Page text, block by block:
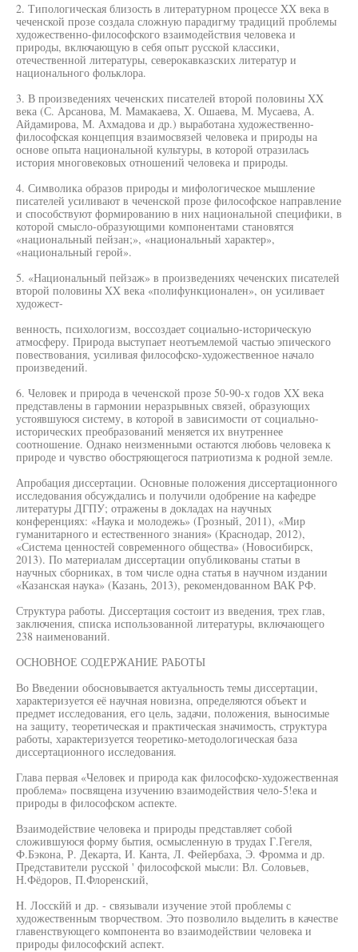
2. Типологическая близость в литературном процессе XX века в
чеченской прозе создала сложную парадигму традиций проблемы
художественно-философского взаимодействия человека и
природы, включающую в себя опыт русской классики,
отечественной литературы, северокавказских литератур и
национального фольклора.
3. В произведениях чеченских писателей второй половины XX
века (С. Арсанова, М. Мамакаева, X. Ошаева, М. Мусаева, А.
Айдамирова, М. Ахмадова и др.) выработана художественно-
философская концепция взаимосвязей человека и природы на
основе опыта национальной культуры, в которой отразилась
история многовековых отношений человека и природы.
4. Символика образов природы и мифологическое мышление
писателей усиливают в чеченской прозе философское направление
и способствуют формированию в них национальной специфики, в
которой смысло-образующими компонентами становятся
«национальный пейзан;», «национальный характер»,
«национальный герой».
5. «Национальный пейзаж» в произведениях чеченских писателей
второй половины XX века «полифункционален», он усиливает
художест-
венность, психологизм, воссоздает социально-историческую
атмосферу. Природа выступает неотъемлемой частью эпического
повествования, усиливая философско-художественное начало
произведений.
6. Человек и природа в чеченской прозе 50-90-х годов XX века
представлены в гармонии неразрывных связей, образующих
устоявшуюся систему, в которой в зависимости от социально-
исторических преобразований меняется их внутреннее
соотношение. Однако неизменными остаются любовь человека к
природе и чувство обостряющегося патриотизма к родной земле.
Апробация диссертации. Основные положения диссертационного
исследования обсуждались и получили одобрение на кафедре
литературы ДГПУ; отражены в докладах на научных
конференциях: «Наука и молодежь» (Грозный, 2011), «Мир
гуманитарного и естественного знания» (Краснодар, 2012),
«Система ценностей современного общества» (Новосибирск,
2013). По материалам диссертации опубликованы статьи в
научных сборниках, в том числе одна статья в научном издании
«Казанская наука» (Казань, 2013), рекомендованном ВАК РФ.
Структура работы. Диссертация состоит из введения, трех глав,
заключения, списка использованной литературы, включающего
238 наименований.
ОСНОВНОЕ СОДЕРЖАНИЕ РАБОТЫ
Во Введении обосновывается актуальность темы диссертации,
характеризуется её научная новизна, определяются объект и
предмет исследования, его цель, задачи, положения, выносимые
на защиту, теоретическая и практическая значимость, структура
работы, характеризуется теоретико-методологическая база
диссертационного исследования.
Глава первая «Человек и природа как философско-художественная
проблема» посвящена изучению взаимодействия чело-5!ека и
природы в философском аспекте.
Взаимодействие человека и природы представляет собой
сложившуюся форму бытия, осмысленную в трудах Г.Гегеля,
Ф.Бэкона, Р. Декарта, И. Канта, Л. Фейербаха, Э. Фромма и др.
Представители русской ' философской мысли: Вл. Соловьев,
Н.Фёдоров, П.Флоренский,
H. Лосскйй и др. - связывали изучение этой проблемы с
художественным творчеством. Это позволило выделить в качестве
главенствующего компонента во взаимодействии человека и
природы философский аспект.